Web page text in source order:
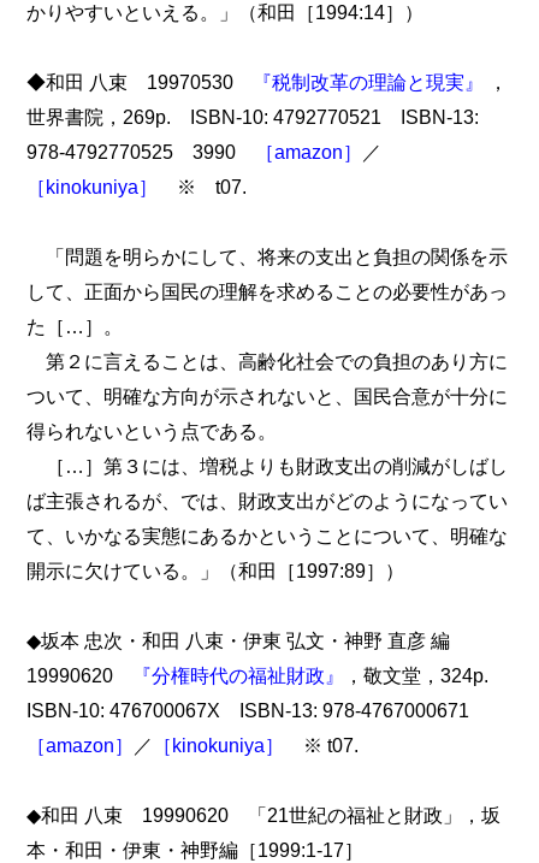
かりやすいといえる。」（和田［1994:14］）
◆和田 八束 19970530 『税制改革の理論と現実』
，
世界書院，269p. ISBN-10: 4792770521 ISBN-13:
978-4792770525 3990
［amazon］
／
［kinokuniya］
※ t07.
「問題を明らかにして、将来の支出と負担の関係を示
して、正面から国民の理解を求めることの必要性があっ
た［…］。
第２に言えることは、高齢化社会での負担のあり方に
ついて、明確な方向が示されないと、国民合意が十分に
得られないという点である。
［…］第３には、増税よりも財政支出の削減がしばし
ば主張されるが、では、財政支出がどのようになってい
て、いかなる実態にあるかということについて、明確な
開示に欠けている。」（和田［1997:89］）
◆坂本 忠次・和田 八束・伊東 弘文・神野 直彦 編
19990620
『分権時代の福祉財政』
，敬文堂，324p.
ISBN-10: 476700067X ISBN-13: 978-4767000671
［amazon］
／ ［kinokuniya］ ※ t07.
◆和田 八束 19990620 「21世紀の福祉と財政」，坂
本・和田・伊東・神野編［1999:1-17］